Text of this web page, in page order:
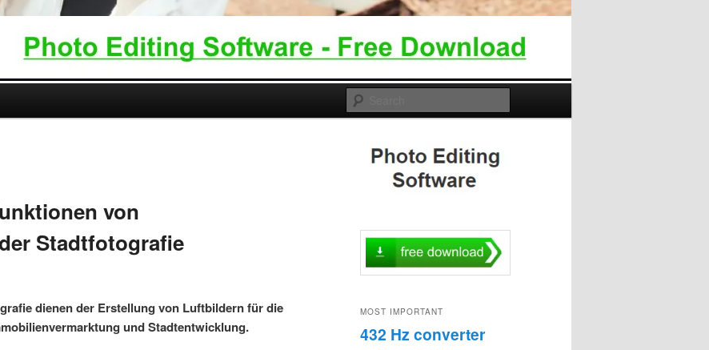
von
Stadtfotografie
dienen der Erstellung von Luftbildern für die
und Stadtentwicklung.
MOST IMPORTANT
432 Hz converter